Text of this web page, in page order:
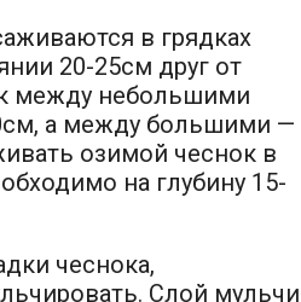
в грядках
20-25см друг от
между небольшими
а между большими —
озимой чеснок в
на глубину 15-
чеснока,
Слой мульчи